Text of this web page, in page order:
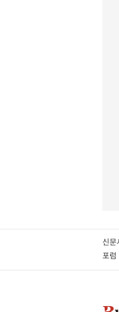
신